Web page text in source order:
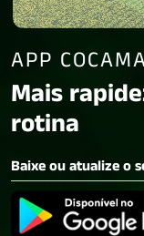
APP
Mais
rotina
Baixe ou atualize o